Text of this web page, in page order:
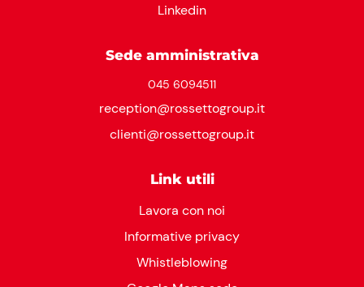
Linkedin
Sede amministrativa
045 6094511
reception@rossettogroup.it
clienti@rossettogroup.it
Link utili
Lavora con noi
Informative privacy
Whistleblowing